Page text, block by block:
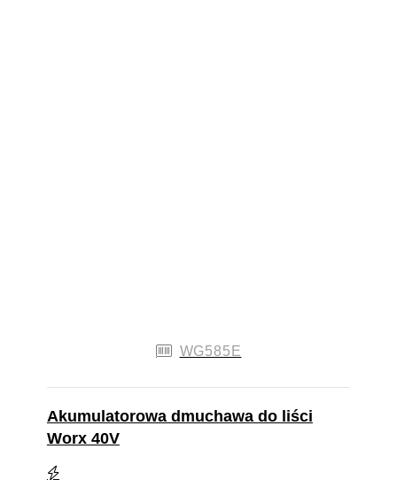
WG585E
Akumulatorowa dmuchawa do liści
Worx 40V